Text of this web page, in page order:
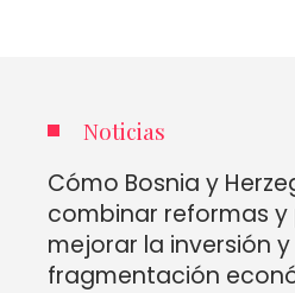
Noticias
Cómo Bosnia y
combinar reformas
mejorar la inversión
fragmentación